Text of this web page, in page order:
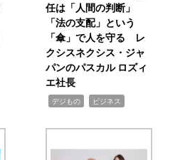
任は「人間の判断」
「法の支配」という
「傘」で人を守る レ
クシスネクシス・ジャ
パンのパスカル ロズィ
エ社長
デジもの ビジネス